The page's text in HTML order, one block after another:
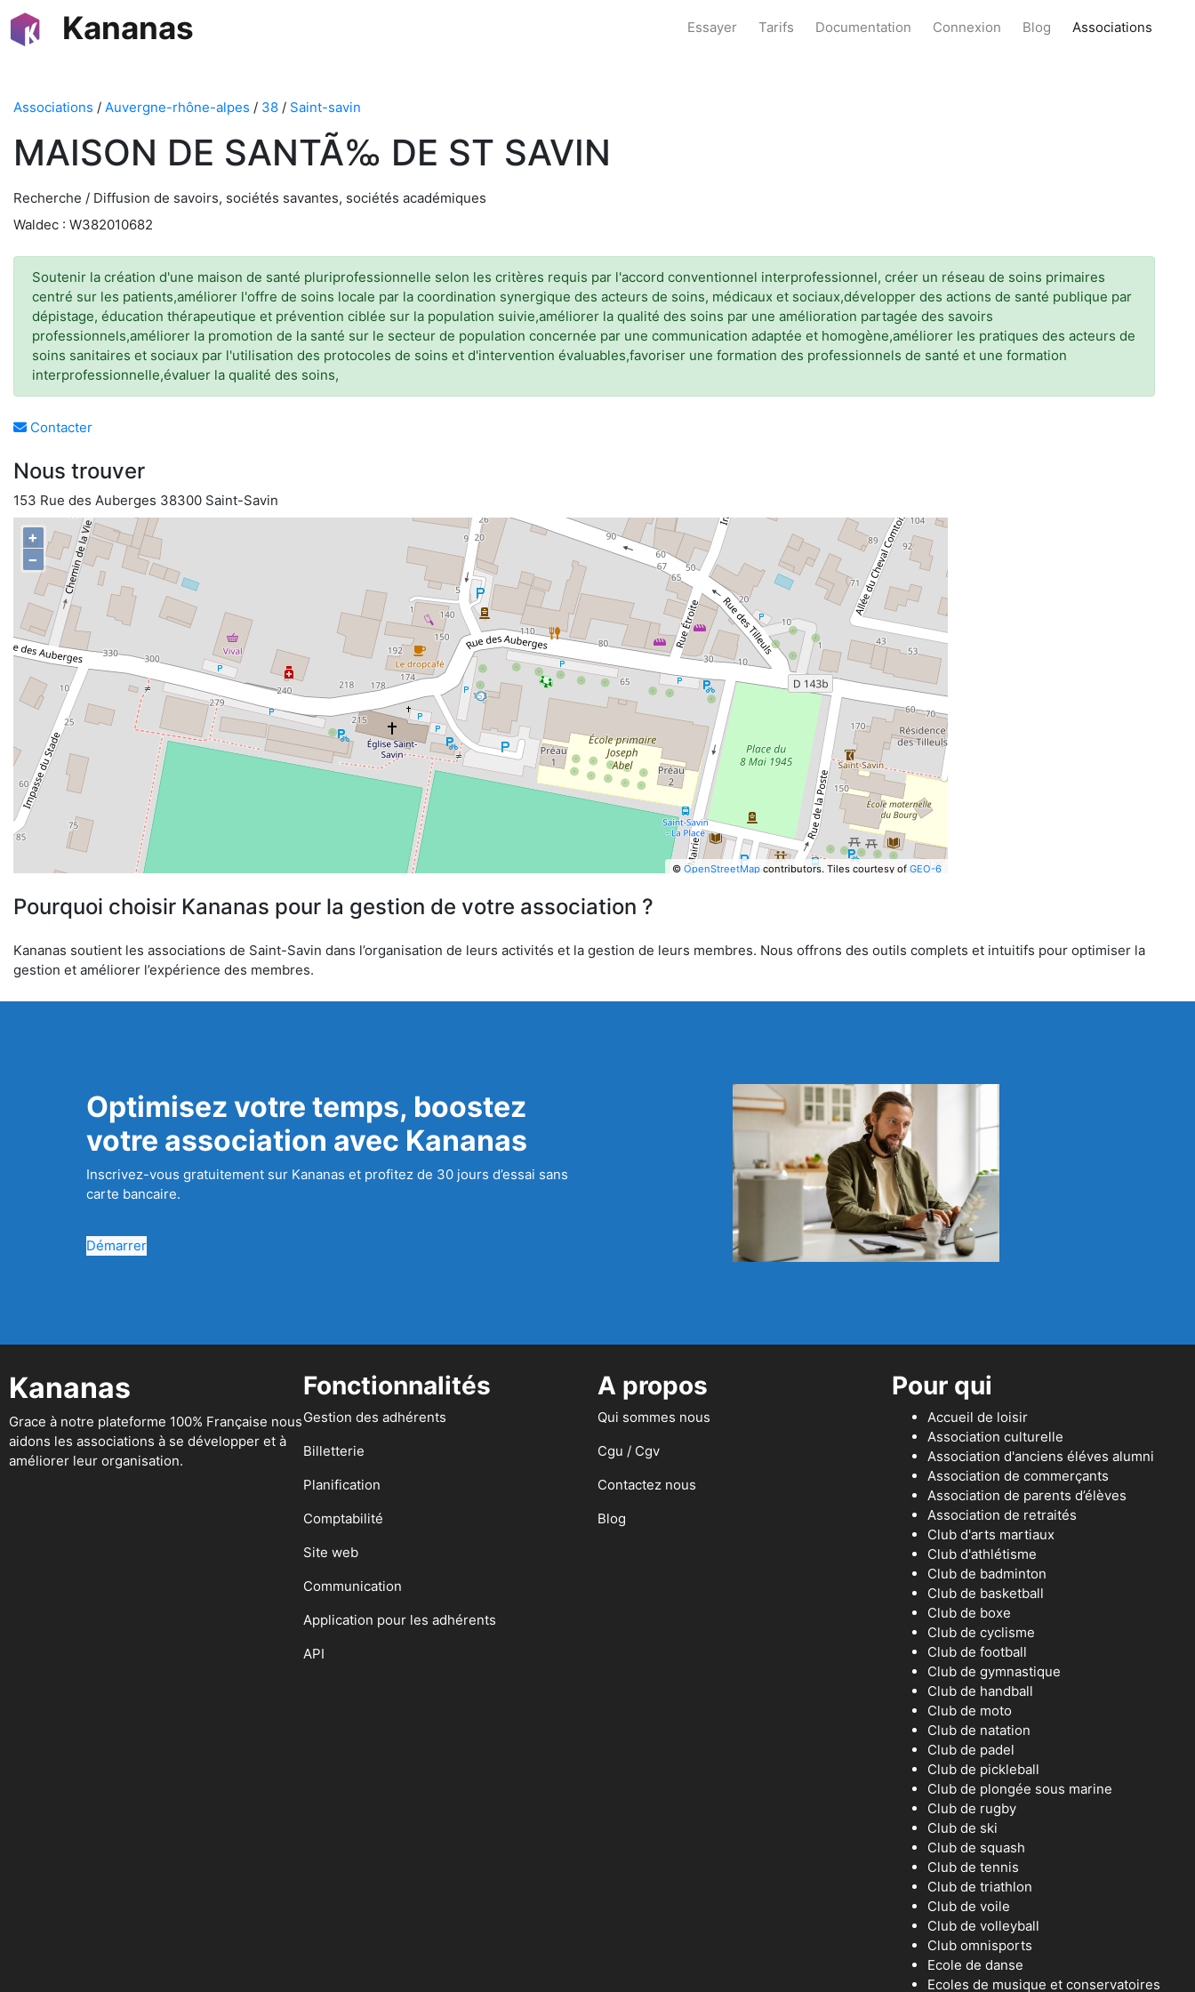
Kananas Essayer Tarifs Documentation Connexion Blog Associations
Associations / Auvergne-rhône-alpes / 38 / Saint-savin
MAISON DE SANTÃ‰ DE ST SAVIN
Recherche / Diffusion de savoirs, sociétés savantes, sociétés académiques
Waldec : W382010682
Soutenir la création d'une maison de santé pluriprofessionnelle selon les critères requis par l'accord conventionnel interprofessionnel, créer un réseau de soins primaires
centré sur les patients,améliorer l'offre de soins locale par la coordination synergique des acteurs de soins, médicaux et sociaux,développer des actions de santé publique par
dépistage, éducation thérapeutique et prévention ciblée sur la population suivie,améliorer la qualité des soins par une amélioration partagée des savoirs
professionnels,améliorer la promotion de la santé sur le secteur de population concernée par une communication adaptée et homogène,améliorer les pratiques des acteurs de
soins sanitaires et sociaux par l'utilisation des protocoles de soins et d'intervention évaluables,favoriser une formation des professionnels de santé et une formation
interprofessionnelle,évaluer la qualité des soins,
Contacter
Nous trouver
153 Rue des Auberges 38300 Saint-Savin
+
−
© OpenStreetMapcontributors. Tiles courtesy of GEO-6
Pourquoi choisir Kananas pour la gestion de votre association ?
Kananas soutient les associations de Saint-Savin dans l’organisation de leurs activités et la gestion de leurs membres. Nous offrons des outils complets et intuitifs pour optimiser la
gestion et améliorer l’expérience des membres.
Optimisez votre temps, boostez
votre association avec Kananas
Inscrivez-vous gratuitement sur Kananas et profitez de 30 jours d’essai sans
carte bancaire.
Démarrer
Kananas
Grace à notre plateforme 100% Française nous
aidons les associations à se développer et à
améliorer leur organisation.
Fonctionnalités
Gestion des adhérents
Billetterie
Planification
Comptabilité
Site web
Communication
Application pour les adhérents
API
A propos
Qui sommes nous
Cgu / Cgv
Contactez nous
Blog
Pour qui
Accueil de loisir
Association culturelle
Association d'anciens éléves alumni
Association de commerçants
Association de parents d’élèves
Association de retraités
Club d'arts martiaux
Club d'athlétisme
Club de badminton
Club de basketball
Club de boxe
Club de cyclisme
Club de football
Club de gymnastique
Club de handball
Club de moto
Club de natation
Club de padel
Club de pickleball
Club de plongée sous marine
Club de rugby
Club de ski
Club de squash
Club de tennis
Club de triathlon
Club de voile
Club de volleyball
Club omnisports
Ecole de danse
Ecoles de musique et conservatoires